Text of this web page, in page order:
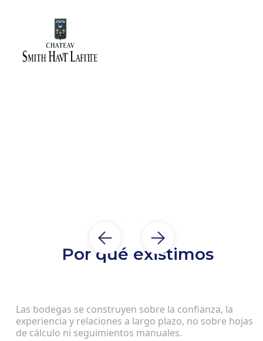
Por qué existimos
Las bodegas se construyen sobre la confianza, la
experiencia y relaciones a largo plazo, no sobre hojas
de cálculo ni seguimientos manuales.